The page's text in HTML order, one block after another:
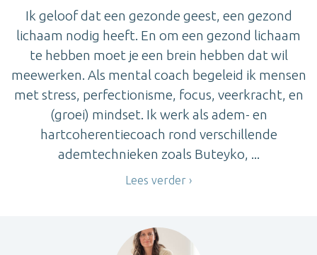
Ik geloof dat een gezonde geest, een gezond
lichaam nodig heeft. En om een gezond lichaam
te hebben moet je een brein hebben dat wil
meewerken. Als mental coach begeleid ik mensen
met stress, perfectionisme, focus, veerkracht, en
(groei) mindset. Ik werk als adem- en
hartcoherentiecoach rond verschillende
ademtechnieken zoals Buteyko, ...
Lees verder